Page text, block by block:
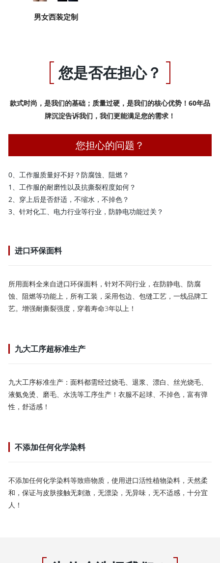
男女西装定制
您是否在担心？
款式时尚，是我们的基础；质量过硬，是我们的核心优势！60年品
牌沉淀告诉我们，我们更能满足您的需求！
您担心的问题？
0、工作服质量好不好？防腐蚀、阻燃？
1、工作服的耐磨性以及抗撕裂程度如何？
2、穿上后是否舒适，不缩水，不掉色？
3、针对化工、电力行业等行业，防静电功能过关？
进口环保面料
所用面料全来自进口环保面料，针对不同行业，在防静电、防腐
蚀、阻燃等功能上，所有工装，采用包边、包缝工艺，一线品牌工
艺。增强耐撕裂强度，穿着寿命3年以上！
九大工序超标准生产
九大工序标准生产：面料都需经过烧毛、退浆、漂白、丝光烧毛、
液氨免烫、磨毛、水洗等工序生产！衣服不起球、不掉色，富有弹
性，舒适感！
不添加任何化学染料
不添加任何化学染料等致癌物质，使用进口活性植物染料，天然柔
和，保证与皮肤接触无刺激，无漂染，无异味，无不适感，十分宜
人！